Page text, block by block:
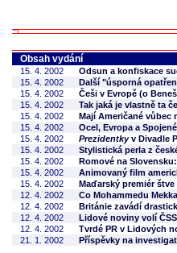
Obsah vydání
15. 4. 2002
Odsun a konfiskace
15. 4. 2002
Další "úsporná
15. 4. 2002
Češi v Evropě (o
15. 4. 2002
Tak jaká je vlastně ta
15. 4. 2002
Mají Američané vůbec
15. 4. 2002
Ocel, Evropa a
15. 4. 2002
Prezidentkyv Divadle
15. 4. 2002
Stylistická perla z
15. 4. 2002
Romové na
15. 4. 2002
Animovaný film
15. 4. 2002
Maďarský premiér
12. 4. 2002
Co Mohammedu
12. 4. 2002
Británie zavádí
12. 4. 2002
Lidové noviny volí
12. 4. 2002
Tvrdé PR v Lidových
21. 1. 2002
Příspěvky na